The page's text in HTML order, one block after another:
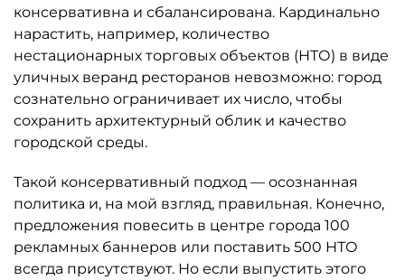
консервативна и сбалансирована. Кардинально
нарастить, например, количество
нестационарных торговых объектов (НТО) в виде
уличных веранд ресторанов невозможно: город
сознательно ограничивает их число, чтобы
сохранить архитектурный облик и качество
городской среды.
Такой консервативный подход — осознанная
политика и, на мой взгляд, правильная. Конечно,
предложения повесить в центре города 100
рекламных баннеров или поставить 500 НТО
всегда присутствуют. Но если выпустить этого